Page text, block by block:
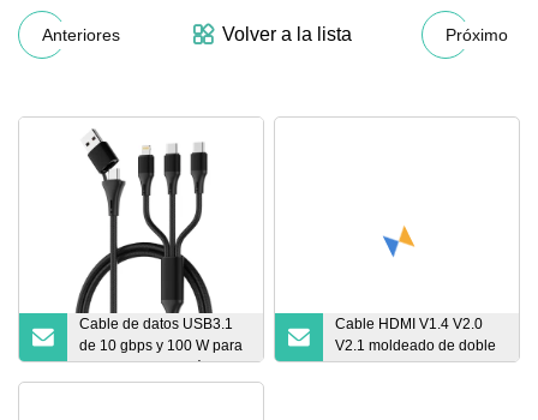
Anteriores Volver a la lista Próximo
Cable de datos USB3.1
de 10 gbps y 100 W para
computadora portátil y
Cable HDMI V1.4 V2.0
V2.1 moldeado de doble
color premium